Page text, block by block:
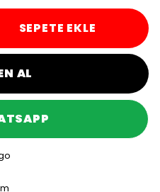
SEPETE EKLE
AL